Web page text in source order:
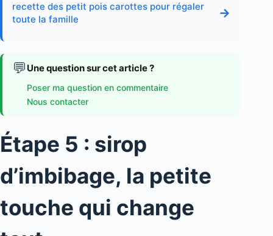
recette des petit pois carottes pour régaler
toute la famille
→
💬 Une question sur cet article ?
Poser ma question en commentaire
Nous contacter
Étape 5 : sirop
d’imbibage, la petite
touche qui change